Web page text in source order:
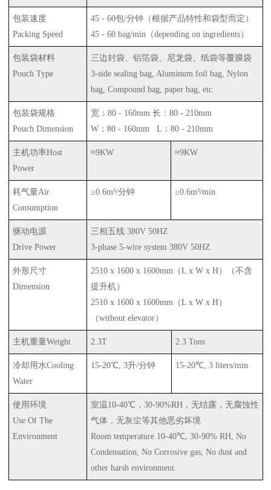
包装速度
Packing Speed
45 - 60包/分钟（根据产品特性和袋型而定）
45 - 60 bag/min （depending on ingredients）
包装袋材料
Pouch Type
三边封袋、铝箔袋、尼龙袋、纸袋等覆膜袋
3-side sealing bag, Aluminum foil bag, Nylon
bag, Compound bag, paper bag, etc
包装袋规格
Pouch Dimension
宽： 80 - 160mm 长： 80 - 210mm
W： 80 - 160mm L ： 80 - 210mm
主机功率Host
Power
≈9KW ≈9KW
耗气量Air
Consumption
≥0.6m³/分钟 ≥0.6m³/min
驱动电源
Drive Power
三相五线 380V 50HZ
3-phase 5-wire system 380V 50HZ
外形尺寸
Dimension
2510 x 1600 x 1600mm （L x W x H）（不含
提升机）
2510 x 1600 x 1600mm （L x W x H）
（without elevator）
主机重量Weight 2.3T 2.3 Tons
冷却用水Cooling
Water
15-20℃ , 3升/分钟 15-20℃, 3 liters/min
使用环境
Use Of The
Environment
室温10-40℃， 30-90%RH，无结露，无腐蚀性
气体，无灰尘等其他恶劣坏境
Room temperature 10-40℃, 30-90% RH, No
Condensation, No Corrosive gas, No dust and
other harsh environment.